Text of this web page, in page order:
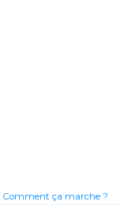
Comment ça marche ?